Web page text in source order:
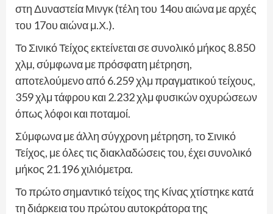
στη Δυναστεία Μινγκ (τέλη του 14ου αιώνα με αρχές
του 17ου αιώνα μ.Χ.).
Το Σινικό Τείχος εκτείνεται σε συνολικό μήκος 8.850
χλμ, σύμφωνα με πρόσφατη μέτρηση,
αποτελούμενο από 6.259 χλμ πραγματικού τείχους,
359 χλμ τάφρου και 2.232 χλμ φυσικών οχυρώσεων
όπως λόφοι και ποταμοί.
Σύμφωνα με άλλη σύγχρονη μέτρηση, το Σινικό
Τείχος, με όλες τις διακλαδώσεις του, έχει συνολικό
μήκος 21.196 χιλιόμετρα.
Το πρώτο σημαντικό τείχος της Κίνας χτίστηκε κατά
τη διάρκεια του πρώτου αυτοκράτορα της